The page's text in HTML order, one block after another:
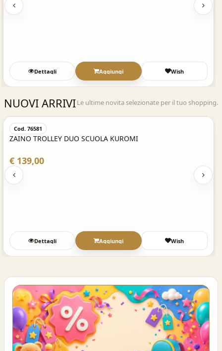
Dettagli Aggiungi Wish
NUOVI ARRIVILe ultime novita selezionate per il tuo shopping.
Acquisto Veloce
Cod. 76581
ZAINO TROLLEY DUO SCUOLA KUROMI
€ 139,00
Dettagli Aggiungi Wish